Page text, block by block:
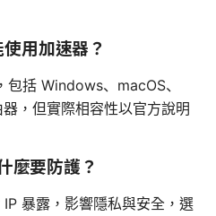
用加速器？
括 Windows、macOS、
，但實際相容性以官方說明
麼要防護？
暴露，影響隱私與安全，選